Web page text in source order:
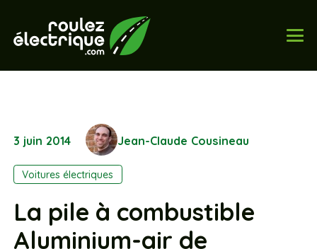
3 juin 2014 Jean-Claude Cousineau
Voitures électriques
La pile à combustible
Aluminium-air de